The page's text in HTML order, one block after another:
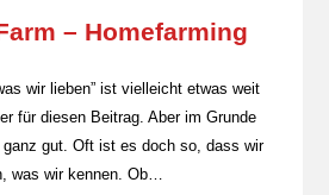
– Homefarming
wir lieben” ist vielleicht etwas weit
für diesen Beitrag. Aber im Grunde
gut. Oft ist es doch so, dass wir
was wir kennen. Ob…